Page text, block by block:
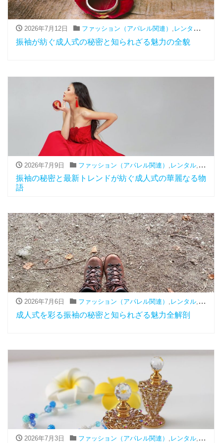
2026年7月12日 ファッション（アパレル関連） , レンタル ,
振袖が紡ぐ成人式の秘密と知られざる魅力の全貌
2026年7月9日 ファッション（アパレル関連） レンタル, 振袖
振袖の秘密と最新トレンドが紡ぐ成人式の華麗なる物
語
2026年7月6日 ファッション（アパレル関連） , レンタル, 振袖
成人式を彩る振袖の秘密と知られざる魅力全解剖
2026年7月3日 ファッション（アパレル関連） , レンタル, 振袖